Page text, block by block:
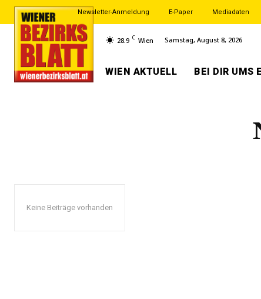
Newsletter-Anmeldung E-Paper Mediadaten
28.9 C Wien Samstag, August 8, 2026
WIEN AKTUELL BEI DIR UMS
Keine Beiträge vorhanden